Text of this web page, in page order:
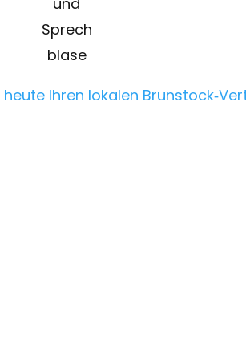
Ihren lokalen